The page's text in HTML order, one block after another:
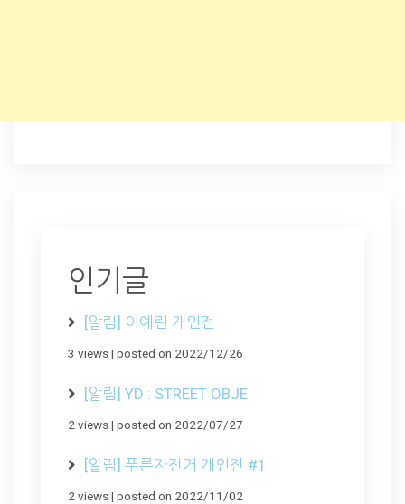
인기글
[알림] 이예린 개인전
3 views| posted on 2022/12/26
[알림] YD : STREET OBJE
2 views| posted on 2022/07/27
[알림] 푸른자전거 개인전 #1
2 views| posted on 2022/11/02